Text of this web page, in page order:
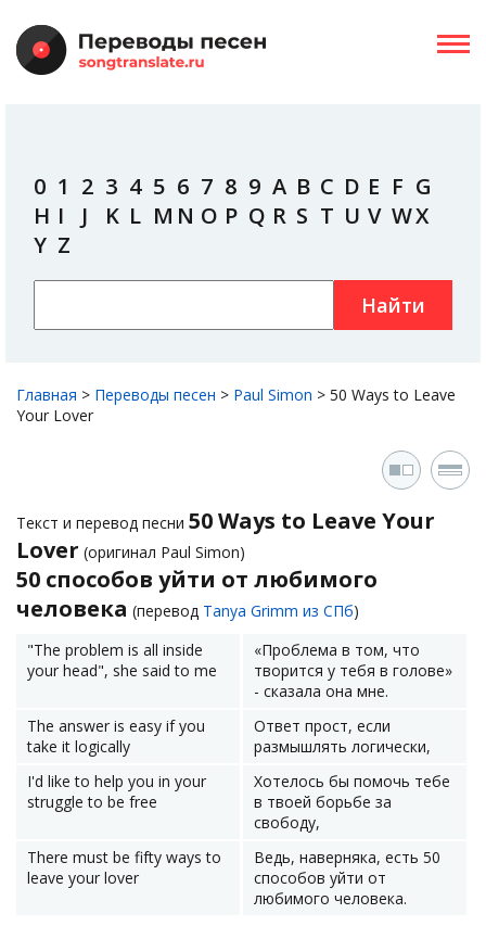
0 1 2 3 4 5 6 7 8 9 A B C D E F G
H I J K L M N O P Q R S T U V WX
Y Z
Найти
Главная > Переводы песен > Paul Simon > 50 Ways to Leave
Your Lover
Текст и перевод песни 50 Ways to Leave Your
Lover (оригинал Paul Simon)
50 способов уйти от любимого
человека (перевод Tanya Grimm из СПб)
"The problem is all inside
your head", she said to me
«Проблема в том, что
творится у тебя в голове»
- сказала она мне.
The answer is easy if you
take it logically
Ответ прост, если
размышлять логически,
I'd like to help you in your
struggle to be free
Хотелось бы помочь тебе
в твоей борьбе за
свободу,
There must be fifty ways to
leave your lover
Ведь, наверняка, есть 50
способов уйти от
любимого человека.